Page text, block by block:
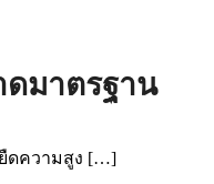
ดมาตรฐาน
ยืดความสูง […]